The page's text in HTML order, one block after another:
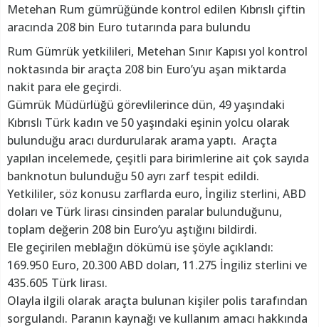
Metehan Rum gümrüğünde kontrol edilen Kıbrıslı çiftin
aracında 208 bin Euro tutarında para bulundu
Rum Gümrük yetkilileri, Metehan Sınır Kapısı yol kontrol
noktasında bir araçta 208 bin Euro’yu aşan miktarda
nakit para ele geçirdi.
Gümrük Müdürlüğü görevlilerince dün, 49 yaşındaki
Kıbrıslı Türk kadın ve 50 yaşındaki eşinin yolcu olarak
bulunduğu aracı durdurularak arama yaptı. Araçta
yapılan incelemede, çeşitli para birimlerine ait çok sayıda
banknotun bulunduğu 50 ayrı zarf tespit edildi.
Yetkililer, söz konusu zarflarda euro, İngiliz sterlini, ABD
doları ve Türk lirası cinsinden paralar bulunduğunu,
toplam değerin 208 bin Euro’yu aştığını bildirdi.
Ele geçirilen meblağın dökümü ise şöyle açıklandı:
169.950 Euro, 20.300 ABD doları, 11.275 İngiliz sterlini ve
435.605 Türk lirası.
Olayla ilgili olarak araçta bulunan kişiler polis tarafından
sorgulandı. Paranın kaynağı ve kullanım amacı hakkında